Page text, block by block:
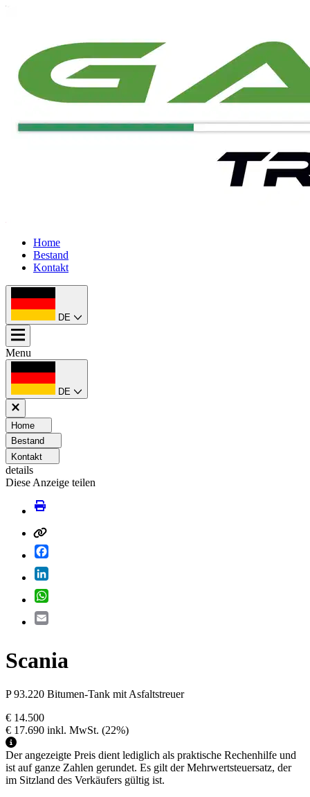
Home
Bestand
Kontakt
DE
Menu
DE
Home
Bestand
Kontakt
details
Diese Anzeige teilen
Scania
P 93.220 Bitumen-Tank mit Asfaltstreuer
€ 14.500
€ 17.690 inkl. MwSt. (22%)
Der angezeigte Preis dient lediglich als praktische Rechenhilfe und
ist auf ganze Zahlen gerundet. Es gilt der Mehrwertsteuersatz, der
im Sitzland des Verkäufers gültig ist.